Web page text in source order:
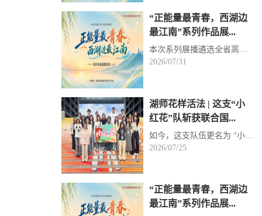
“正能量最青春，西湖边
最江南”系列作品展...
本次系列展播遴选全省高校报送的优秀艺术作品，以精巧青年创意为框架、深刻价值立意为内核、鲜活江南人...
2026/07/31
湖师花样活法 | 这支“小
红花”队斩获联合国...
2026/07/25
“正能量最青春，西湖边
最江南”系列作品展...